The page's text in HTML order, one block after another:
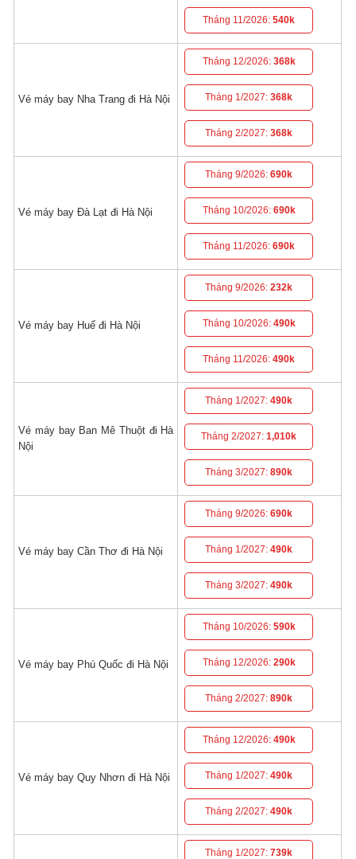
Tháng 11/2026:540k
Vé máy bay Nha Trang đi Hà Nội
Tháng 12/2026: 368k
Tháng 1/2027:368k
Tháng 2/2027:368k
Vé máy bay Đà Lạt đi Hà Nội
Tháng 9/2026:690k
Tháng 10/2026: 690k
Tháng 11/2026:690k
Vé máy bay Huế đi Hà Nội
Tháng 9/2026:232k
Tháng 10/2026: 490k
Tháng 11/2026:490k
Vé máy bay Ban Mê Thuột đi Hà
Nội
Tháng 1/2027:490k
Tháng 2/2027:1,010k
Tháng 3/2027:890k
Vé máy bay Cần Thơ đi Hà Nội
Tháng 9/2026:690k
Tháng 1/2027:490k
Tháng 3/2027:490k
Vé máy bay Phú Quốc đi Hà Nội
Tháng 10/2026: 590k
Tháng 12/2026: 290k
Tháng 2/2027:890k
Vé máy bay Quy Nhơn đi Hà Nội
Tháng 12/2026: 490k
Tháng 1/2027:490k
Tháng 2/2027:490k
Tháng 1/2027:739k